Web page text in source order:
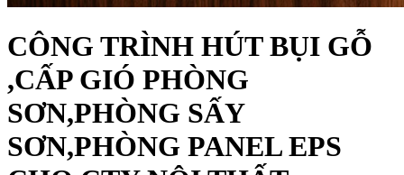
CÔNG TRÌNH HÚT BỤI GỖ
,CẤP GIÓ PHÒNG
SƠN,PHÒNG SẤY
SƠN,PHÒNG PANEL EPS